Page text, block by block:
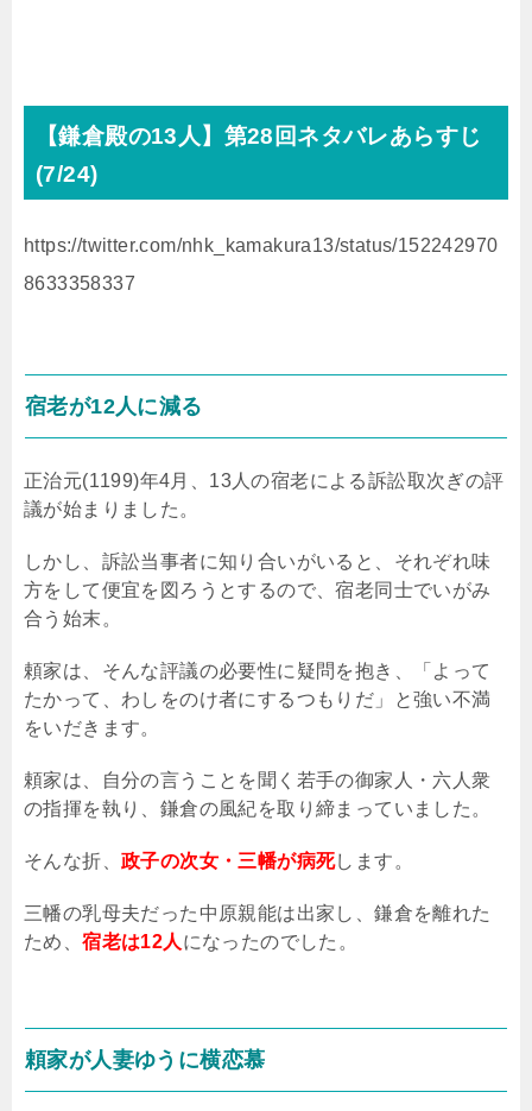
【鎌倉殿の13人】第28回ネタバレあらすじ
(7/24)
https://twitter.com/nhk_kamakura13/status/152242970
8633358337
宿老が12人に減る
正治元(1199)年4月、13人の宿老による訴訟取次ぎの評
議が始まりました。
しかし、訴訟当事者に知り合いがいると、それぞれ味
方をして便宜を図ろうとするので、宿老同士でいがみ
合う始末。
頼家は、そんな評議の必要性に疑問を抱き、「よって
たかって、わしをのけ者にするつもりだ」と強い不満
をいだきます。
頼家は、自分の言うことを聞く若手の御家人・六人衆
の指揮を執り、鎌倉の風紀を取り締まっていました。
そんな折、 政子の次女・三幡が病死します。
三幡の乳母夫だった中原親能は出家し、鎌倉を離れた
ため、宿老は12人 になったのでした。
頼家が人妻ゆうに横恋慕